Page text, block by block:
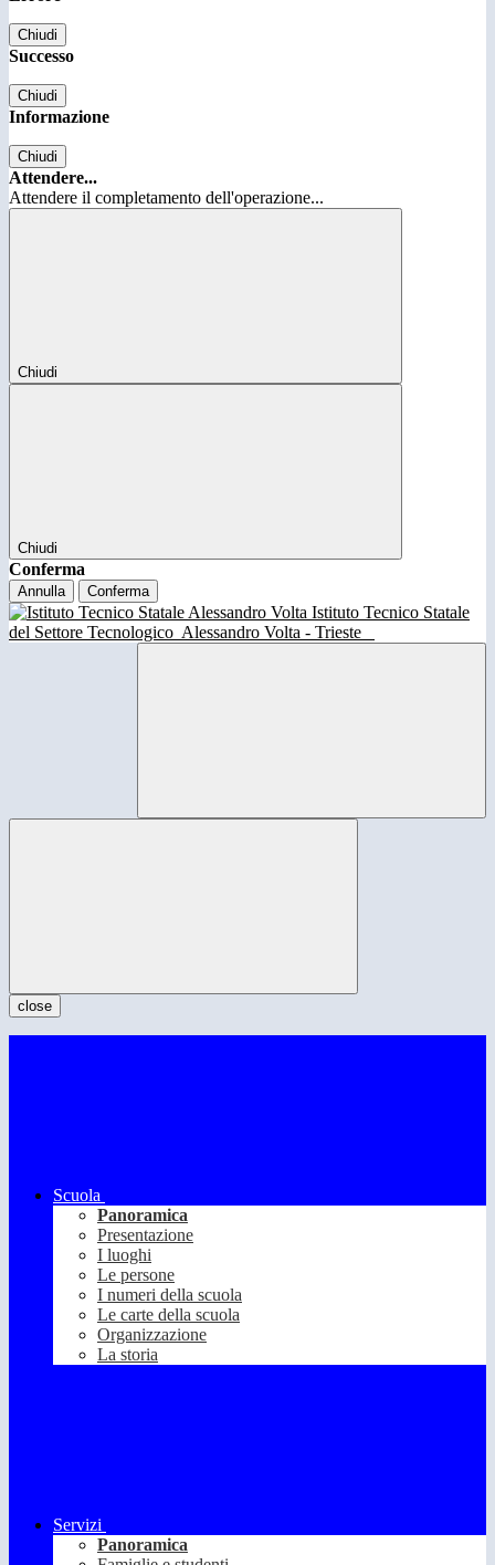
Chiudi
Successo
Chiudi
Informazione
Chiudi
Attendere...
Attendere il completamento dell'operazione...
Chiudi
Chiudi
Conferma
Annulla Conferma
Istituto Tecnico Statale
del Settore Tecnologico Alessandro Volta - Trieste
close
Scuola
Panoramica
Presentazione
I luoghi
Le persone
I numeri della scuola
Le carte della scuola
Organizzazione
La storia
Servizi
Panoramica